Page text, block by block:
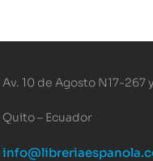
Av. 10 de Agosto N17-267
Quito – Ecuador